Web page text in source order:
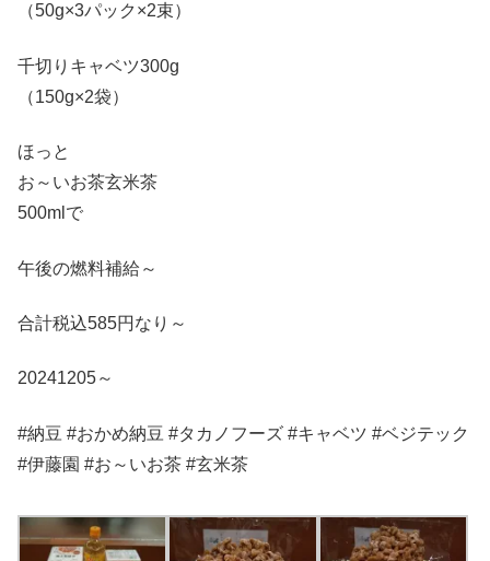
（50g×3パック×2束）
千切りキャベツ300g
（150g×2袋）
ほっと
お～いお茶玄米茶
500mlで
午後の燃料補給～
合計税込585円なり～
20241205～
#納豆 #おかめ納豆 #タカノフーズ #キャベツ #ベジテック
#伊藤園 #お～いお茶 #玄米茶